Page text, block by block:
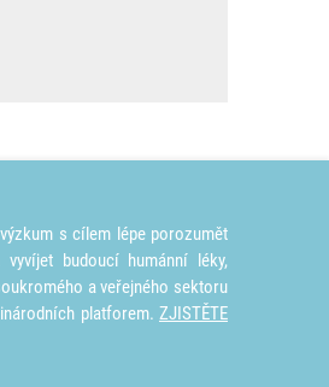
s cílem lépe porozumět
budoucí humánní léky,
a veřejného sektoru
platforem. ZJISTĚTE